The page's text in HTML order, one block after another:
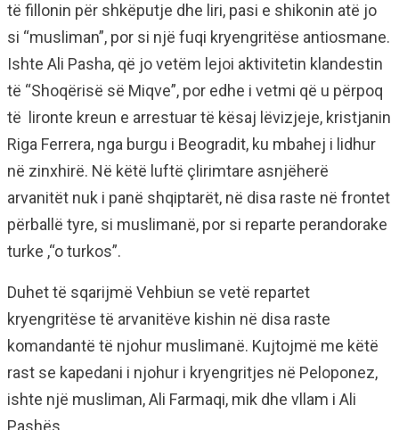
të fillonin për shkëputje dhe liri, pasi e shikonin atë jo
si “musliman”, por si një fuqi kryengritëse antiosmane.
Ishte Ali Pasha, që jo vetëm lejoi aktivitetin klandestin
të “Shoqërisë së Miqve”, por edhe i vetmi që u përpoq
të lironte kreun e arrestuar të kësaj lëvizjeje, kristjanin
Riga Ferrera, nga burgu i Beogradit, ku mbahej i lidhur
në zinxhirë. Në këtë luftë çlirimtare asnjëherë
arvanitët nuk i panë shqiptarët, në disa raste në frontet
përballë tyre, si muslimanë, por si reparte perandorake
turke ,“o turkos”.
Duhet të sqarijmë Vehbiun se vetë repartet
kryengritëse të arvanitëve kishin në disa raste
komandantë të njohur muslimanë. Kujtojmë me këtë
rast se kapedani i njohur i kryengritjes në Peloponez,
ishte një musliman, Ali Farmaqi, mik dhe vllam i Ali
Pashës.